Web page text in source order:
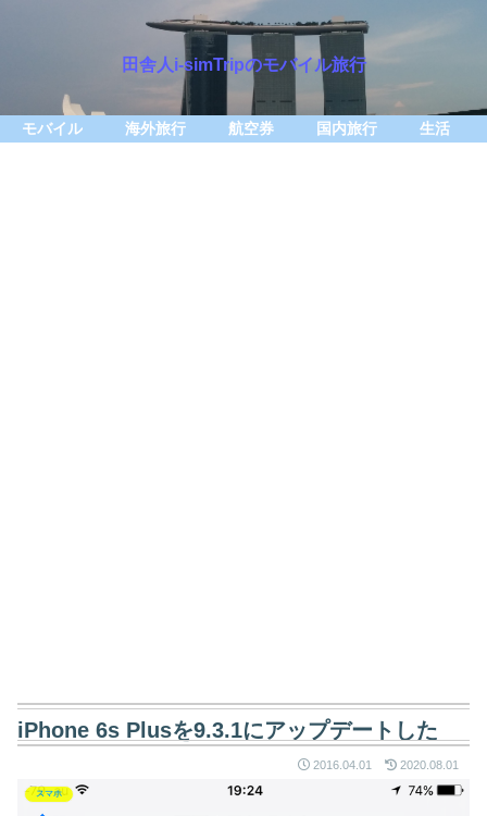
田舎人i-simTripのモバイル旅行
モバイル 海外旅行 航空券 国内旅行 生活
iPhone 6s Plusを9.3.1にアップデートした
2016.04.01 2020.08.01
スマホ